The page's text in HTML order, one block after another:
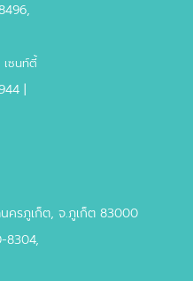
เซนท์ตี้
|
ครภูเก็ต, จ.ภูเก็ต 83000
8304,